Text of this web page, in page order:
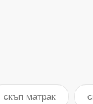
скъп матрак